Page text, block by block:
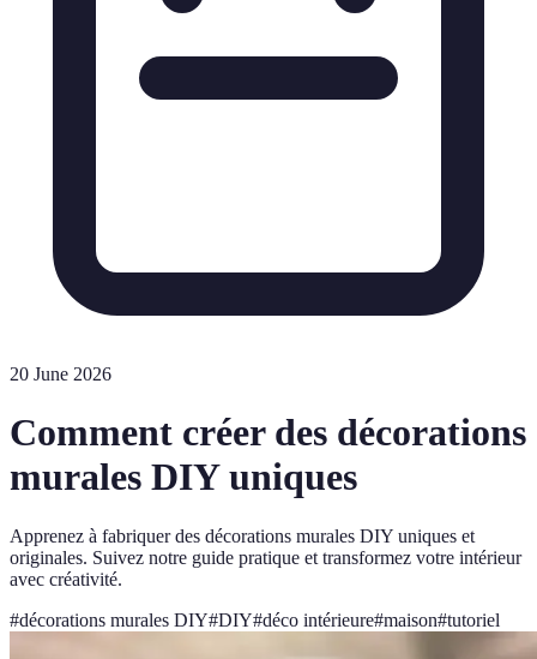
20 June 2026
Comment créer des décorations
murales DIY uniques
Apprenez à fabriquer des décorations murales DIY uniques et
originales. Suivez notre guide pratique et transformez votre intérieur
avec créativité.
#décorations murales DIY#DIY#déco intérieure#maison#tutoriel